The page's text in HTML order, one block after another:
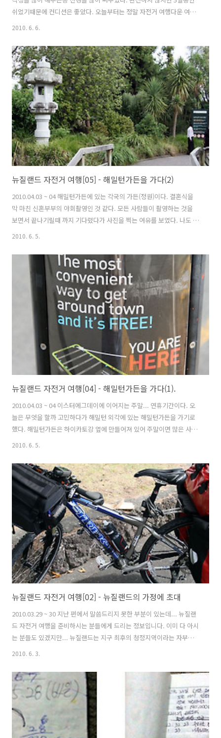
쉬었기때문에 컨디션은 좋았다. 오늘부터는 정말 자전거 여행다운 여행
을 할 수 있을 것 같은 느낌이었다. 아침일찍 백패커를 나섰다. 백패커 주
렸지만 오늘은 매우 맑았다. 무릎이 아프지도 않고, 모처럼만에 자전거를
타면서 혼자만의 여유도 만끽했다. 무리하지 않기 위해 5Km에 한 번씩
충분한 휴식을 취하고 다시 달렸다. 로토루아를 가기전 첫번째 도시가 캠
브리지이다. 11Km정도면 천천히 가면 1시간내에 갈 수 있을 것 같다.
아... 뿔...사 다시 신호가 오는 왼쪽 무릎의 뻐근함... 과연 ..
2010. 6. 6.
뉴질랜드 자전거 여행[05] - 해밀턴가든을 가다(2)
2010.04.03 ~ 04 해밀턴가든에 있는 각국의 가든(정원)이다. 결혼식을
막 마친 신혼부부의 야회촬영인 것 같다. 모든 사람들이 촬영하는 것을
보면서 끝나기릴때 까지 기다렸다가 사진을 찍는 여유를 보였다. 나도 그
래서 한 20여분동안 이들의 촬영모습을 지켜봤다. 허수아비 어디를 가나
들은 즐겁고 재미있을지 모르겠으나 구경하는 나로서는 그리 좋은 모습
은 아니라 본다. 일본 정원 중국정원 앞에서 한국말이 들리는 것 같아 혹
시 한국분이 아니냐고 물으니... 뉴질랜드에서 사는 교민이라고 했다. 사
는 곳은 오클랜드 인데, 해밀턴가든이 좋다는 소리를 듯고 이곳에 왔다고
한다. 이런 곳에서 처음으로 보는 한국사람들이었다. 해밀턴 가든을 돌
2010. 6. 5.
뉴질랜드 자전거 여행[04] - 해밀턴가든을 가다(1).
2010.04.03 ~ 04 이스터에그데이에 이어지는 주말... 연휴기간이다. 오
늘은 무엇을 할까 고민하다가 해밀턴 외각에 있는 해밀턴가든을 가기로
했다. 해밀턴가든은 하이카토강 옆에 만들어져 있어 주말이면 많은 사람
들이 찾는 곳이다. 주말이나 공휴일에는 갈 수 있는 최고의 피키닉 장소
정원도 구경할 수 있다. 그러나... 일본, 미국, 중국, 영국, 이집트... 등 다
른나라 정원은 있어도 아쉽게도 한국정원은 없다. 해밀턴 시내의 메인 스
트리트인 빅토리아 스트리트를 중심으로 운행하는 무료셔틀 버스가 있
다. 뉴질랜드는 오클랜드, 크라이스트처치, 웰링턴 같은 대도시를 제외
하고는 대체적으로 대중교통 체계가 부실한 편이다. 그대신 다운타운의
..
2010. 6. 5.
뉴질랜드 자전거 여행[02] - 뉴질랜드의 가정에 초대
2010.03.29 ~ 30 지난 편에서 말씀드리지 못한 부분이 있는데... 뉴질랜
드 자전거 여행을 준비하시는 분들에게 드리는 정보입니다. 이미 다 아시
는 분들도 있겠지만... 뉴질랜드는 지구 최후의 청정지역이라는 자부심
을 가지고 있기때문에 공항에서부터 환경에 대한 검사가 까다롭습니다.
있다는 사실을 밝혀야 합니다. 저 같은 경우 짧은 영어실력 때문에 입국
신고서 에 텐트기재란이 있는 것을 못보고 입국심사때 적발이 되었습니
다. 물론 입국거부까지는 가지 않지만 텐트, 자전거, 신발등에 묻어올 수
있는 불순물(흙)등이 묻어 올 수 있기 때문에 철저히 검사를 하게 됩니다.
만일 흙이 묻어 있을경우에는 검사원이 바로 수거하여 깨끗이 씻은 다음
통관..
2010. 6. 3.